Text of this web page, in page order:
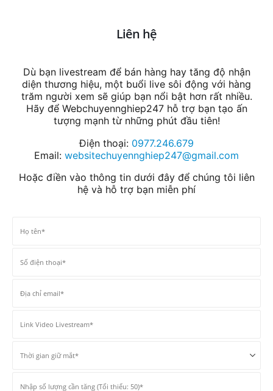
Liên hệ
Dù bạn livestream để bán hàng hay tăng độ nhận
diện thương hiệu, một buổi live sôi động với hàng
trăm người xem sẽ giúp bạn nổi bật hơn rất nhiều.
Hãy để Webchuyennghiep247 hỗ trợ bạn tạo ấn
tượng mạnh từ những phút đầu tiên!
Điện thoại: 0977.246.679
Email: websitechuyennghiep247@gmail.com
Hoặc điền vào thông tin dưới đây để chúng tôi liên
hệ và hỗ trợ bạn miễn phí